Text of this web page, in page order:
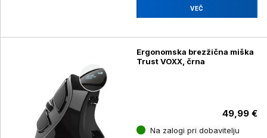
VEČ
Ergonomska brezžična miška
Trust VOXX, črna
49,99 €
Na zalogi pri dobavitelju